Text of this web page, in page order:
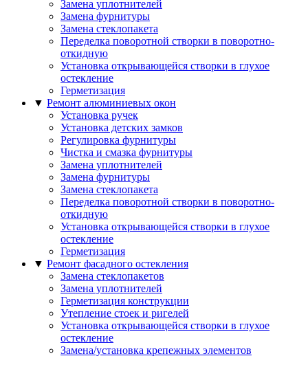
Замена уплотнителей
Замена фурнитуры
Замена стеклопакета
Переделка поворотной створки в поворотно-
откидную
Установка открывающейся створки в глухое
остекление
Герметизация
▼ Ремонт алюминиевых окон
Установка ручек
Установка детских замков
Регулировка фурнитуры
Чистка и смазка фурнитуры
Замена уплотнителей
Замена фурнитуры
Замена стеклопакета
Переделка поворотной створки в поворотно-
откидную
Установка открывающейся створки в глухое
остекление
Герметизация
▼ Ремонт фасадного остекления
Замена стеклопакетов
Замена уплотнителей
Герметизация конструкции
Утепление стоек и ригелей
Установка открывающейся створки в глухое
остекление
Замена/установка крепежных элементов